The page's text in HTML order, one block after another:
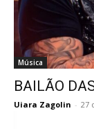
Música
BAILÃO
Uiara Zagolin - 27